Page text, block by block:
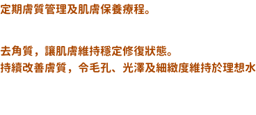
期膚質管理及肌膚保養療程。
角質，讓肌膚維持穩定修復狀態。
續改善膚質，令毛孔、光澤及細緻度維持於理想水